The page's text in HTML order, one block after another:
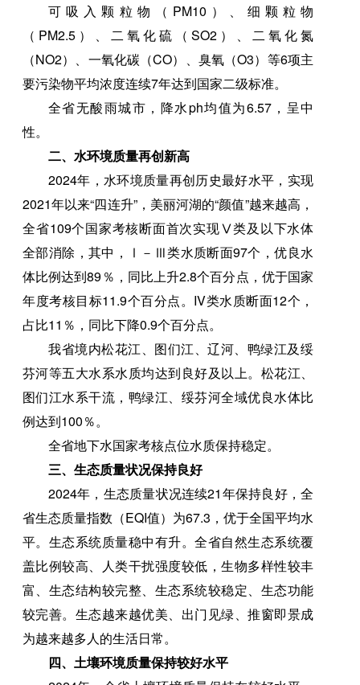
可吸入颗粒物（PM10）、细颗粒物
（PM2.5）、二氧化硫（SO2）、二氧化氮
（NO2）、一氧化碳（CO）、臭氧（O3）等6项主
要污染物平均浓度连续7年达到国家二级标准。
全省无酸雨城市，降水ph均值为6.57，呈中
性。
二、水环境质量再创新高
2024年，水环境质量再创历史最好水平，实现
2021年以来“四连升”，美丽河湖的“颜值”越来越高，
全省109个国家考核断面首次实现Ⅴ类及以下水体
全部消除，其中，Ⅰ－Ⅲ类水质断面97个，优良水
体比例达到89％，同比上升2.8个百分点，优于国家
年度考核目标11.9个百分点。IV类水质断面12个，
占比11％，同比下降0.9个百分点。
我省境内松花江、图们江、辽河、鸭绿江及绥
芬河等五大水系水质均达到良好及以上。松花江、
图们江水系干流，鸭绿江、绥芬河全域优良水体比
例达到100％。
全省地下水国家考核点位水质保持稳定。
三、生态质量状况保持良好
2024年，生态质量状况连续21年保持良好，全
省生态质量指数（EQI值）为67.3，优于全国平均水
平。生态系统质量稳中有升。全省自然生态系统覆
盖比例较高、人类干扰强度较低，生物多样性较丰
富、生态结构较完整、生态系统较稳定、生态功能
较完善。生态越来越优美、出门见绿、推窗即景成
为越来越多人的生活日常。
四、土壤环境质量保持较好水平